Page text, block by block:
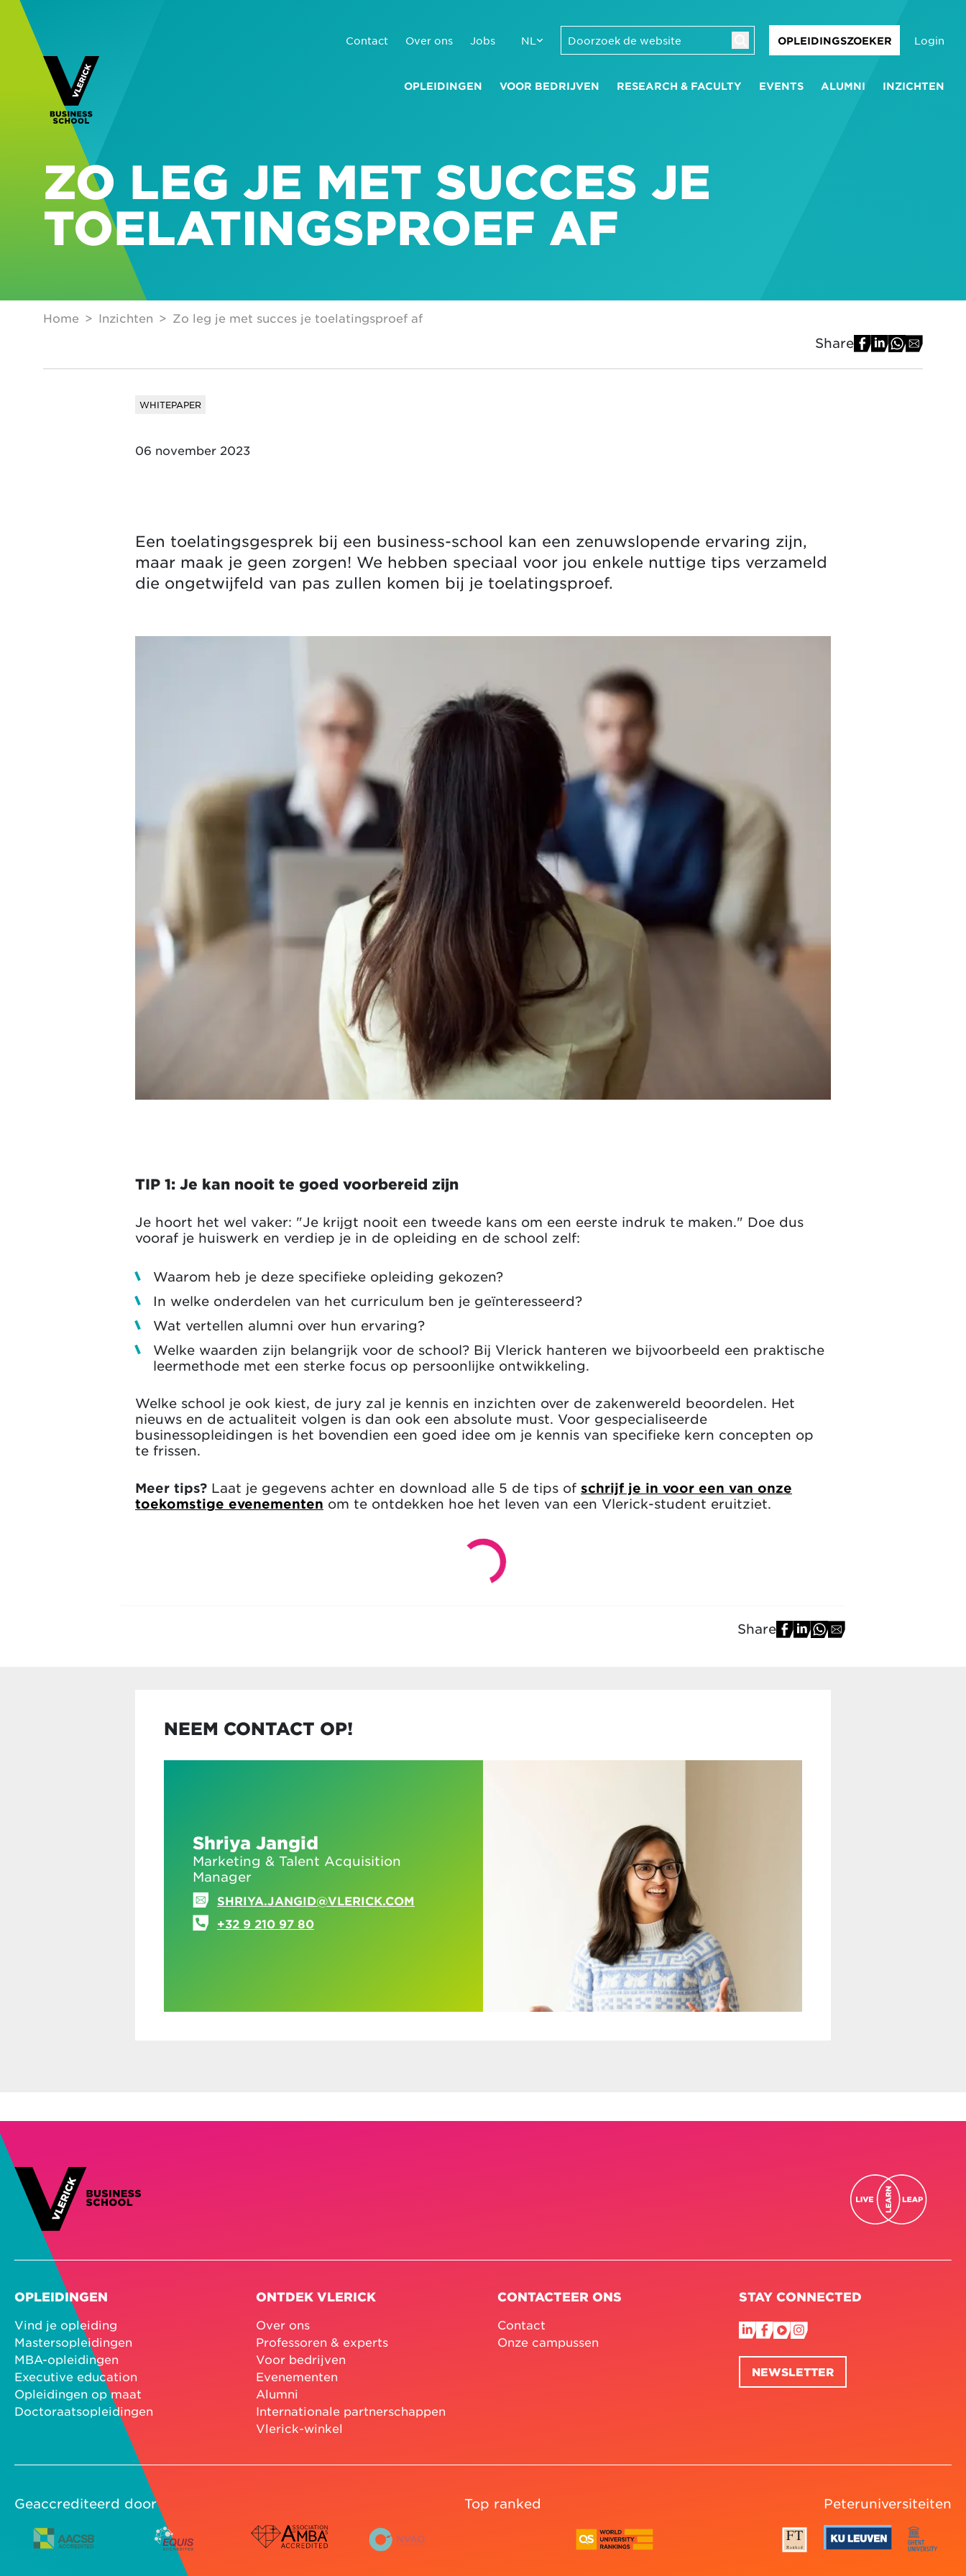
Contact Over ons Jobs NL OPLEIDINGSZOEKER Login
OPLEIDINGEN VOOR BEDRIJVEN RESEARCH & FACULTY EVENTS ALUMNI INZICHTEN
ZO LEG JE MET SUCCES JE
TOELATINGSPROEF AF
Home Inzichten Zo leg je met succes je toelatingsproef af
Share
WHITEPAPER
06 november 2023
Een toelatingsgesprek bij een business-school kan een zenuwslopende ervaring zijn,
maar maak je geen zorgen! We hebben speciaal voor jou enkele nuttige tips verzameld
die ongetwijfeld van pas zullen komen bij je toelatingsproef.
TIP 1: Je kan nooit te goed voorbereid zijn
Je hoort het wel vaker: "Je krijgt nooit een tweede kans om een eerste indruk te maken." Doe dus
vooraf je huiswerk en verdiep je in de opleiding en de school zelf:
Waarom heb je deze specifieke opleiding gekozen?
In welke onderdelen van het curriculum ben je geïnteresseerd?
Wat vertellen alumni over hun ervaring?
Welke waarden zijn belangrijk voor de school? Bij Vlerick hanteren we bijvoorbeeld een praktische
leermethode met een sterke focus op persoonlijke ontwikkeling.
Welke school je ook kiest, de jury zal je kennis en inzichten over de zakenwereld beoordelen. Het
nieuws en de actualiteit volgen is dan ook een absolute must. Voor gespecialiseerde
businessopleidingen is het bovendien een goed idee om je kennis van specifieke kern concepten op
te frissen.
Meer tips? Laat je gegevens achter en download alle 5 de tips of schrijf je in voor een van onze
toekomstige evenementen om te ontdekken hoe het leven van een Vlerick-student eruitziet.
Share
NEEM CONTACT OP!
Shriya Jangid
Marketing & Talent Acquisition
Manager
SHRIYA.JANGID@VLERICK.COM
+32 9 210 97 80
OPLEIDINGEN
Vind je opleiding
Mastersopleidingen
MBA-opleidingen
Executive education
Opleidingen op maat
Doctoraatsopleidingen
ONTDEK VLERICK
Over ons
Professoren & experts
Voor bedrijven
Evenementen
Alumni
Internationale partnerschappen
Vlerick-winkel
CONTACTEER ONS
Contact
Onze campussen
STAY CONNECTED
NEWSLETTER
Geaccrediteerd door Top ranked Peteruniversiteiten